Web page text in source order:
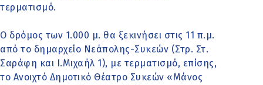
τερματισμό.
Ο δρόμος των 1.000 μ. θα ξεκινήσει στις 11 π.μ.
από το δημαρχείο Νεάπολης-Συκεών (Στρ. Στ.
Σαράφη και Ι.Μιχαήλ 1), με τερματισμό, επίσης,
το Ανοιχτό Δημοτικό Θέατρο Συκεών «Μάνος